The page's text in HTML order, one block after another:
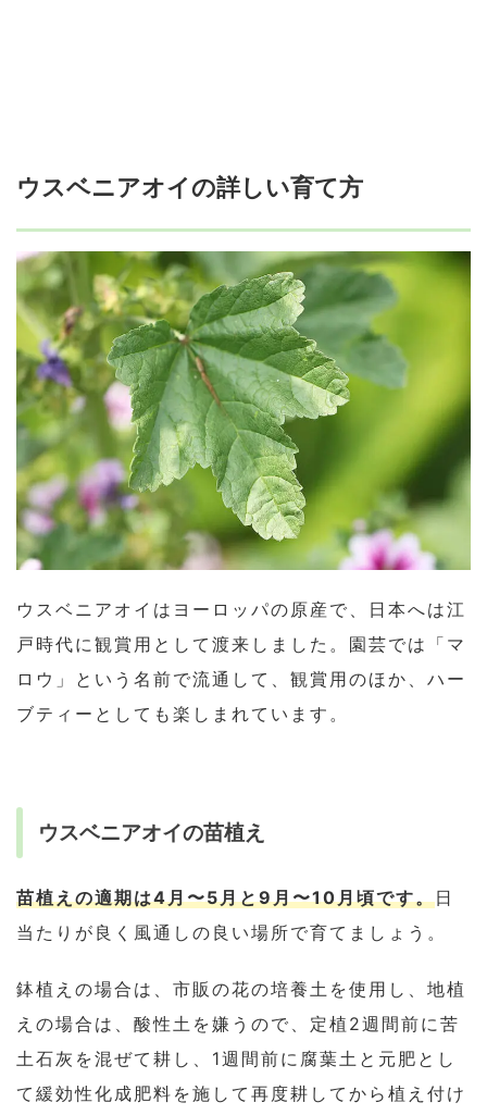
ウスベニアオイの詳しい育て方
ウスベニアオイはヨーロッパの原産で、日本へは江
戸時代に観賞用として渡来しました。園芸では「マ
ロウ」という名前で流通して、観賞用のほか、ハー
ブティーとしても楽しまれています。
ウスベニアオイの苗植え
苗植えの適期は4月〜5月と9月〜10月頃です。日
当たりが良く風通しの良い場所で育てましょう。
鉢植えの場合は、市販の花の培養土を使用し、地植
えの場合は、酸性土を嫌うので、定植2週間前に苦
土石灰を混ぜて耕し、1週間前に腐葉土と元肥とし
て緩効性化成肥料を施して再度耕してから植え付け